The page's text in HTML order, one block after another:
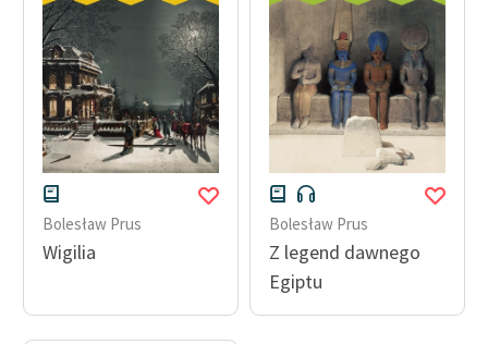
Bolesław Prus
Wigilia
Bolesław Prus
Z legend dawnego
Egiptu